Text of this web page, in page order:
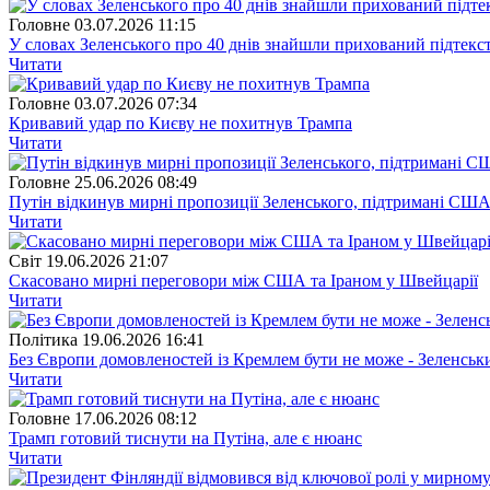
Головне 03.07.2026 11:15
У словах Зеленського про 40 днів знайшли прихований
Читати
Головне 03.07.2026 07:34
Кривавий удар по Києву не похитнув Трампа
Читати
Головне 25.06.2026 08:49
Путін відкинув мирні пропозиції Зеленського, підтримані США
Читати
Свiт 19.06.2026 21:07
Скасовано мирні переговори між США та Іраном у Швейцарії
Читати
Полiтика 19.06.2026 16:41
Без Європи домовленостей із Кремлем бути не може -
Читати
Головне 17.06.2026 08:12
Трамп готовий тиснути на Путіна, але є нюанс
Читати